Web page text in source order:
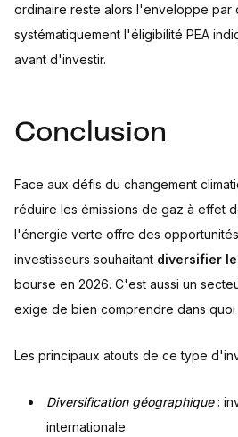
ordinaire reste alors l'enveloppe par
systématiquement l'éligibilité PEA
avant d'investir.
Conclusion
Face aux défis du changement
réduire les émissions de gaz à effet
l'énergie verte offre des
investisseurs souhaitant diversifier
bourse en 2026. C'est aussi un
exige de bien comprendre dans quoi
Les principaux atouts de ce type
Diversification géographique:
internationale